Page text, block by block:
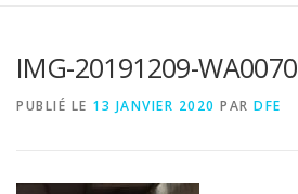
IMG-20191209-WA0070
PUBLIÉ LE 13 JANVIER 2020 PAR DFE